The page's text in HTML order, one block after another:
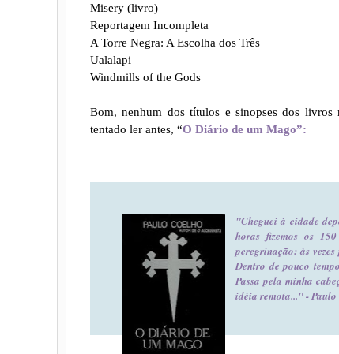
Misery (livro)
Reportagem Incompleta
A Torre Negra: A Escolha dos Três
Ualalapi
Windmills of the Gods
Bom, nenhum dos títulos e sinopses dos
tentado ler antes, “O Diário de um Mago”:
"Cheguei à cidade
horas fizemos os
peregrinação: às
Dentro de pouco
Passa pela minha
idéia remota..." - Paulo